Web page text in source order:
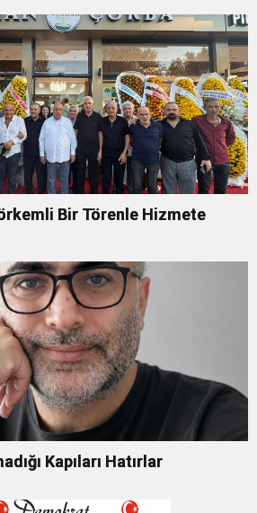
Bir Törenle Hizmete
Kapıları Hatırlar